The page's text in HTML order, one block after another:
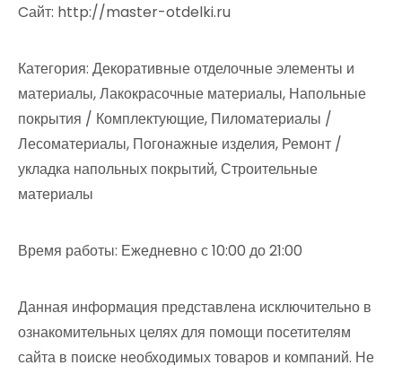
Cайт: http://master-otdelki.ru
Категория: Декоративные отделочные элементы и
материалы, Лакокрасочные материалы, Напольные
покрытия / Комплектующие, Пиломатериалы /
Лесоматериалы, Погонажные изделия, Ремонт /
укладка напольных покрытий, Строительные
материалы
Время работы: Ежедневно с 10:00 до 21:00
Данная информация представлена исключительно в
ознакомительных целях для помощи посетителям
сайта в поиске необходимых товаров и компаний. Не